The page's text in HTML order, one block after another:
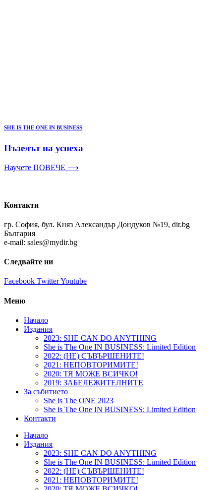
SHE IS THE ONE IN BUSINESS
Пъзелът на успеха
Научете ПОВЕЧЕ ⟶
Контакти
гр. София, бул. Княз Александър Дондуков №19, dir.bg
България
e-mail: sales@mydir.bg
Следвайте ни
Facebook TwitterYoutube
Меню
Начало
Издания
2023: SHE CAN DO ANYTHING
She is The One IN BUSINESS: Limited Edition
2022: (НЕ) СЪВЪРШЕНИТЕ!
2021: НЕПОВТОРИМИТЕ!
2020: ТЯ МОЖЕ ВСИЧКО!
2019: ЗАБЕЛЕЖИТЕЛНИТЕ
За събитието
She is The ONE 2023
She is The One IN BUSINESS: Limited Edition
Контакти
Начало
Издания
2023: SHE CAN DO ANYTHING
She is The One IN BUSINESS: Limited Edition
2022: (НЕ) СЪВЪРШЕНИТЕ!
2021: НЕПОВТОРИМИТЕ!